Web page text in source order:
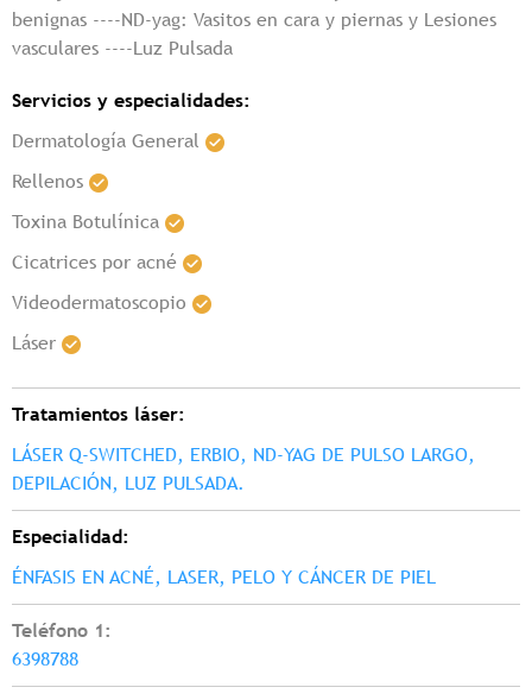
benignas ----ND-yag: Vasitos en cara y piernas y Lesiones
vasculares ----Luz Pulsada
Servicios y especialidades:
Dermatología General
Rellenos
Toxina Botulínica
Cicatrices por acné
Videodermatoscopio
Láser
Tratamientos láser:
LÁSER Q-SWITCHED, ERBIO, ND-YAG DE PULSO LARGO,
DEPILACIÓN, LUZ PULSADA.
Especialidad:
ÉNFASIS EN ACNÉ, LASER, PELO Y CÁNCER DE PIEL
Teléfono 1:
6398788